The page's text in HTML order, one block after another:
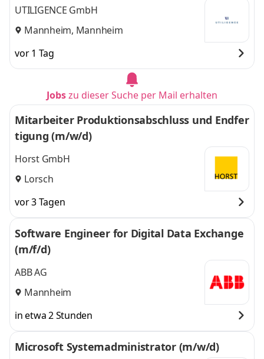
UTILIGENCE GmbH
Mannheim, Mannheim
vor 1 Tag
Jobszu dieser Suche per Mail erhalten
Mitarbeiter Produktionsabschluss und Endfer
tigung (m/w/d)
Horst GmbH
Lorsch
vor 3 Tagen
Software Engineer for Digital Data Exchange
(m/f/d)
ABB AG
Mannheim
in etwa 2 Stunden
Microsoft Systemadministrator (m/w/d)